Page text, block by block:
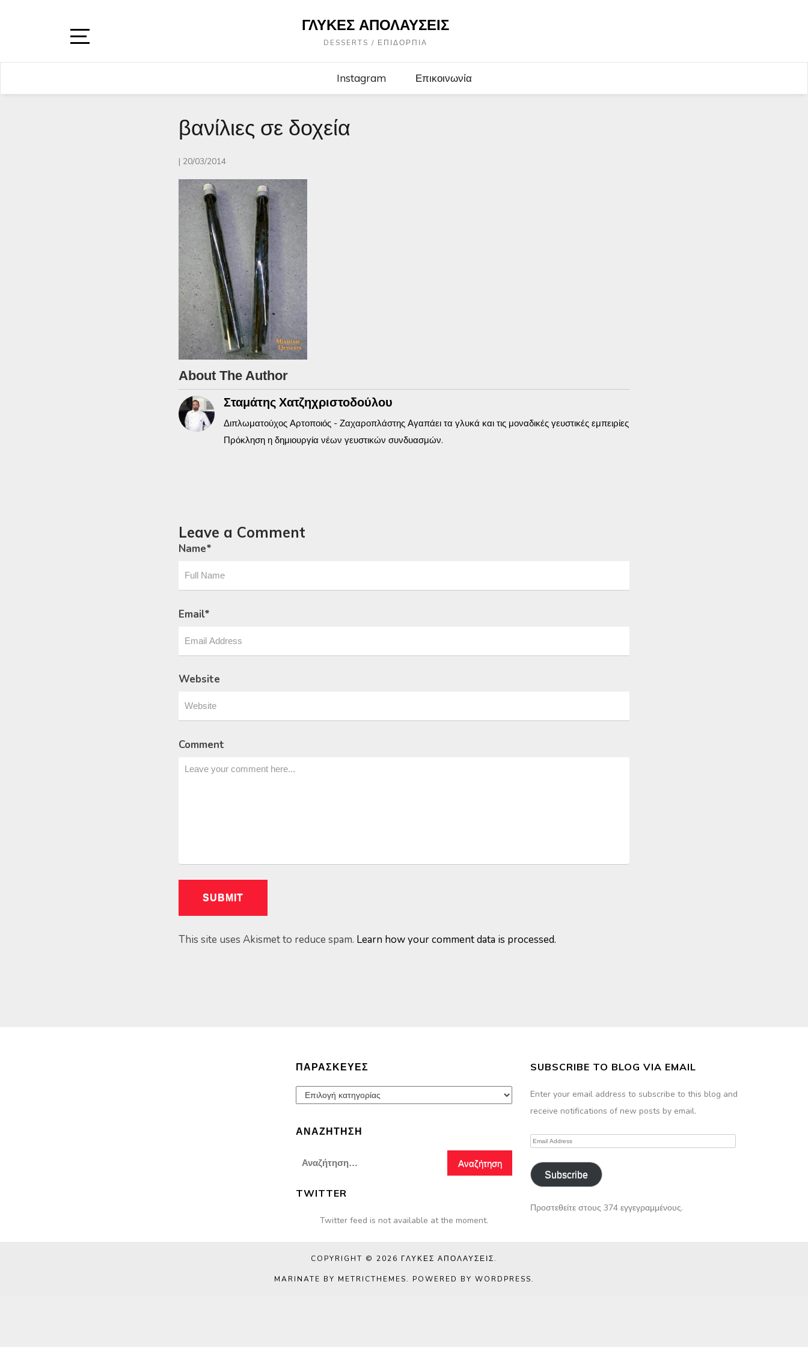
ΓΛΥΚΈΣ ΑΠΟΛΑΎΣΕΙΣ
DESSERTS / ΕΠΙΔΌΡΠΙΑ
Instagram Επικοινωνία
βανίλιες σε δοχεία
| 20/03/2014
About The Author
Σταμάτης Χατζηχριστοδούλου
Διπλωματούχος Αρτοποιός - Ζαχαροπλάστης Αγαπάει τα γλυκά και τις μοναδικές γευστικές εμπειρίες
Πρόκληση η δημιουργία νέων γευστικών συνδυασμών.
Leave a Comment
Name*
Email*
Website
Comment
This site uses Akismet to reduce spam. Learn how your comment data is processed.
ΠΑΡΑΣΚΕΥΈΣ
Παρασκευές
ΑΝΑΖΉΤΗΣΗ
Αναζήτηση
TWITTER
Twitter feed is not available at the moment.
SUBSCRIBE TO BLOG VIA EMAIL
Enter your email address to subscribe to this blog and
receive notifications of new posts by email.
Email
Subscribe
Προστεθείτε στους 374 εγγεγραμμένους.
COPYRIGHT © 2026 ΓΛΥΚΈΣ ΑΠΟΛΑΎΣΕΙΣ.
MARINATE BY METRICTHEMES. POWERED BY WORDPRESS.